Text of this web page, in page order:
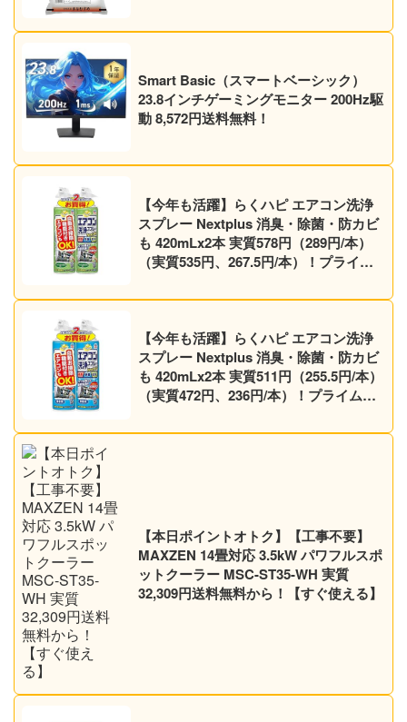
Smart Basic（スマートベーシック）
23.8インチゲーミングモニター 200Hz駆
動 8,572円送料無料！
【今年も活躍】らくハピ エアコン洗浄
スプレー Nextplus 消臭・除菌・防カビ
も 420mLx2本 実質578円（289円/本）
（実質535円、267.5円/本）！プライム
【今年も活躍】らくハピ エアコン洗浄
スプレー Nextplus 消臭・除菌・防カビ
も 420mLx2本 実質511円（255.5円/本）
（実質472円、236円/本）！プライム会
【本日ポイントオトク】【工事不要】
MAXZEN 14畳対応 3.5kW パワフルスポ
ットクーラー MSC-ST35-WH 実質
32,309円送料無料から！【すぐ使える】